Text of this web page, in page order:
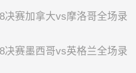
决赛加拿大vs摩洛哥全场录
决赛墨西哥vs英格兰全场录